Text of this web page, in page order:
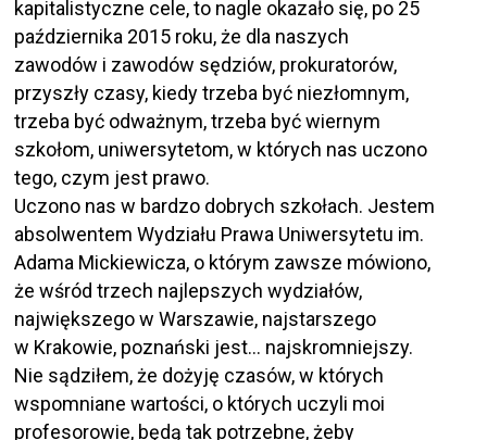
kapitalistyczne cele, to nagle okazało się, po 25
października 2015 roku, że dla naszych
zawodów i zawodów sędziów, prokuratorów,
przyszły czasy, kiedy trzeba być niezłomnym,
trzeba być odważnym, trzeba być wiernym
szkołom, uniwersytetom, w których nas uczono
tego, czym jest prawo.
Uczono nas w bardzo dobrych szkołach. Jestem
absolwentem Wydziału Prawa Uniwersytetu im.
Adama Mickiewicza, o którym zawsze mówiono,
że wśród trzech najlepszych wydziałów,
największego w Warszawie, najstarszego
w Krakowie, poznański jest… najskromniejszy.
Nie sądziłem, że dożyję czasów, w których
wspomniane wartości, o których uczyli moi
profesorowie, będą tak potrzebne, żeby